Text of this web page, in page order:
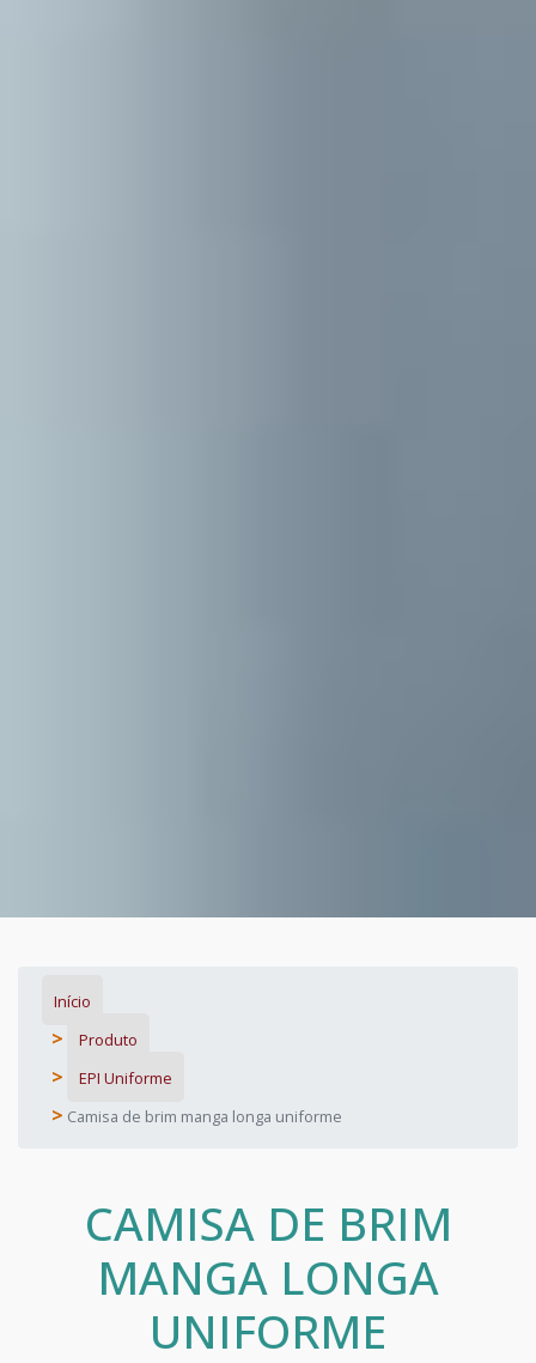
Início
Produto
EPI Uniforme
Camisa de brim manga longa uniforme
CAMISA DE BRIM
MANGA LONGA
UNIFORME